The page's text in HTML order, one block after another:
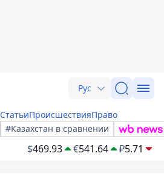
Рус
СтатьиПроисшествияПраво
#Казахстан в сравнении
$469.93 €541.64 ₽5.71